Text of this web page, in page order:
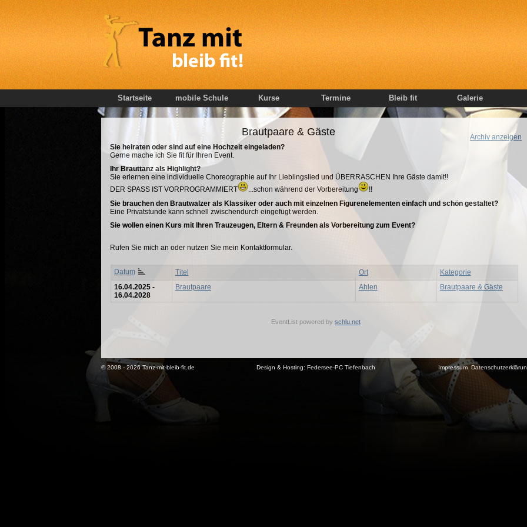
Archiv anzeigen
Brautpaare & Gäste
Sie heiraten oder sind auf eine Hochzeit eingeladen?
Gerne mache ich Sie fit für Ihren Event.
Ihr Brauttanz als Highlight?
Sie erlernen eine individuelle Choreographie auf Ihr Lieblingslied und ÜBERRASCHEN Ihre Gäste damit!!
DER SPASS IST VORPROGRAMMIERT
...schon während der Vorbereitung
!!
Sie brauchen den Brautwalzer als Klassiker oder auch mit einzelnen Figurenelementen einfach und schön gestaltet?
Eine Privatstunde kann schnell zwischendurch eingefügt werden.
Sie wollen einen Kurs mit Ihren Trauzeugen, Eltern & Freunden als Vorbereitung zum Event?
Rufen Sie mich an oder nutzen Sie mein Kontaktformular.
Datum Titel Ort
Kategorie
16.04.2025 -
16.04.2028
Brautpaare Ahlen Brautpaare & Gäste
EventList powered by schlu.net
© 2008 - 2026 Tanz-mit-bleib-fit.de Design & Hosting: Federsee-PC Tiefenbach Impressum
Startseite mobile Schule Kurse Termine Bleib fit Galerie